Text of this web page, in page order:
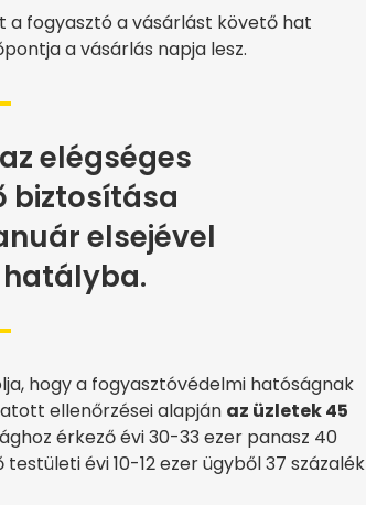
a fogyasztó a vásárlást követő hat
a vásárlás napja lesz.
elégséges
biztosítása
elsejével
hogy a fogyasztóvédelmi hatóságnak
ellenőrzései alapján az üzletek 45
érkező évi 30-33 ezer panasz 40
évi 10-12 ezer ügyből 37 százalék